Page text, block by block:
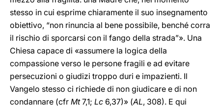
stesso in cui esprime chiaramente il suo insegnamento
obiettivo, “non rinuncia al bene possibile, benché corra
il rischio di sporcarsi con il fango della strada”». Una
Chiesa capace di «assumere la logica della
compassione verso le persone fragili e ad evitare
persecuzioni o giudizi troppo duri e impazienti. Il
Vangelo stesso ci richiede di non giudicare e di non
condannare (cfr Mt7,1; Lc 6,37)» (AL, 308). E qui